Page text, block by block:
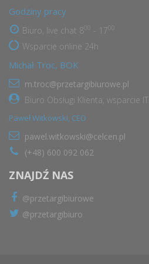
Godziny pracy
Biuro, live chat 8 - 17
Wsparcie online 24h
Michał Troc, BOK
m.troc@przetargibiurowe.pl
Biuro Obsługi Klienta, wsparcie IT.
Paweł Witkowski, CEO
pawel.witkowski@celcen.pl
(+48) 600 092 062
ZNAJDŹ NAS
@przetargibiurowe
@przetargibiuro